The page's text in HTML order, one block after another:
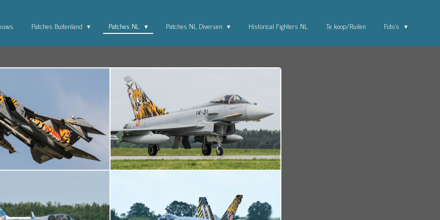
Patches Buitenland Patches NL Patches NL Diversen Historical Fighters NL Te koop/Ruilen Foto's